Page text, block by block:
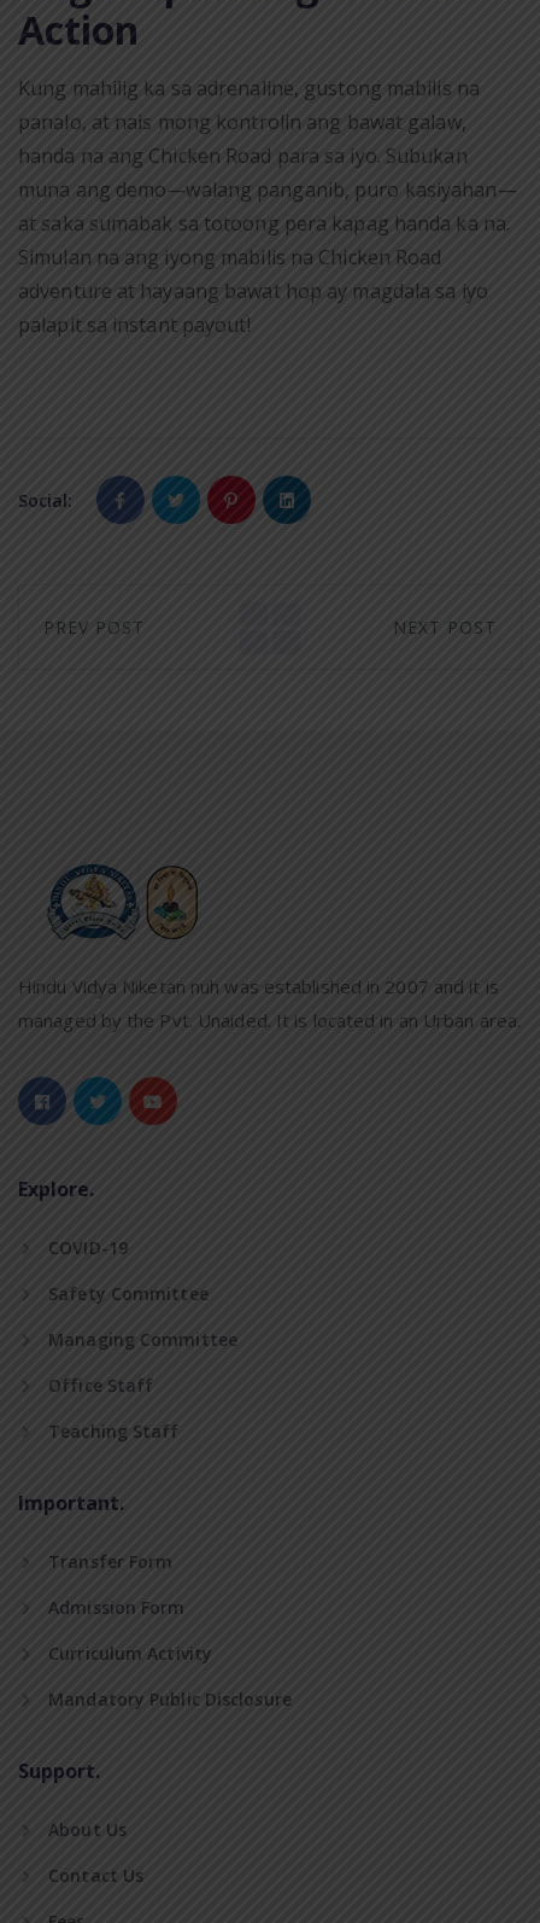
Action
Kung mahilig ka sa adrenaline, gustong mabilis na
panalo, at nais mong kontrolin ang bawat galaw,
handa na ang Chicken Road para sa iyo. Subukan
muna ang demo—walang panganib, puro kasiyahan—
at saka sumabak sa totoong pera kapag handa ka na.
Simulan na ang iyong mabilis na Chicken Road
adventure at hayaang bawat hop ay magdala sa iyo
palapit sa instant payout!
Social:
PREV POST NEXT POST
Hindu Vidya Niketan nuh was established in 2007 and it is
managed by the Pvt. Unaided. It is located in an Urban area.
Explore.
COVID-19
Safety Committee
Managing Committee
Office Staff
Teaching Staff
Important.
Transfer Form
Admission Form
Curriculum Activity
Mandatory Public Disclosure
Support.
About Us
Contact Us